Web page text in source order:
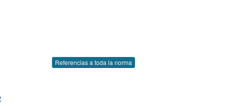
Referencias a toda la norma